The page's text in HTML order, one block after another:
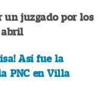
un juzgado por los
abril
Así fue la
PNC en Villa